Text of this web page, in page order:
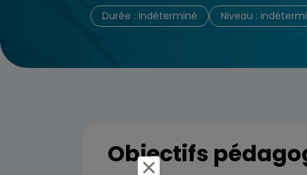
Durée : indéterminé Niveau :
Objectifs